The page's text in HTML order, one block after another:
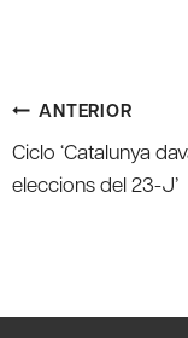
Navegación
de
entradas
ANTERIOR
Ciclo ‘Catalunya
eleccions del 23-J’